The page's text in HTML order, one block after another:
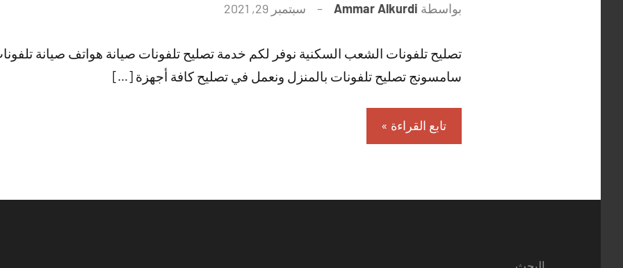
بواسطة Ammar Alkurdi سبتمبر 29, 2021
تعليقات
تصليح تلفونات الشعب السكنية نوفر لكم خدمة تصليح تلفونات صيانة هواتف صيانة
سامسونج تصليح تلفونات بالمنزل ونعمل في تصليح كافة أجهزة […]
تابع القراءة